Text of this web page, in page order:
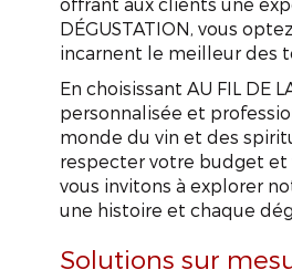
DÉGUSTATION, vous
incarnent le meilleur des
En choisissant AU FIL DE
personnalisée et
monde du vin et des
respecter votre budget et
vous invitons à explorer
une histoire et chaque
Solutions sur